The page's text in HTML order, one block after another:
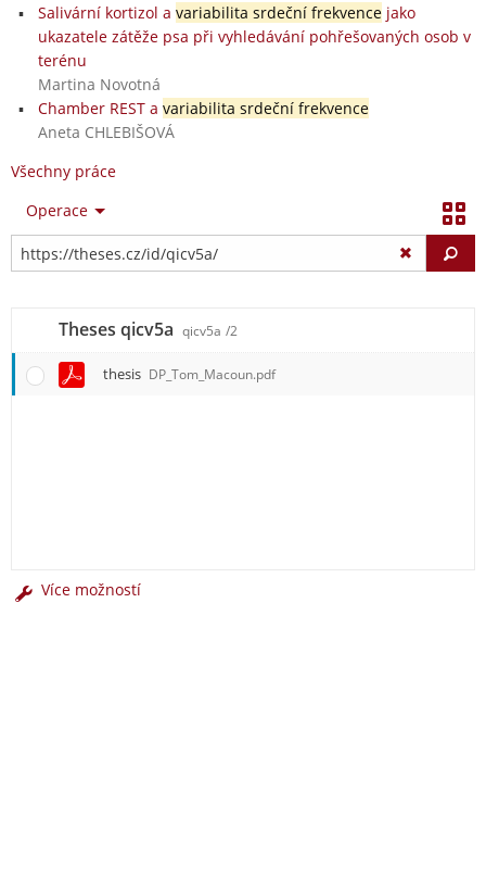
Salivární kortizol a variabilita srdeční frekvencejako
ukazatele zátěže psa při vyhledávání pohřešovaných osob v
terénu
Martina Novotná
Chamber REST a variabilita srdeční frekvence
Aneta CHLEBIŠOVÁ
Všechny práce
Operace
Theses qicv5a qicv5a /2
thesis DP_Tom_Macoun.pdf
Více možností